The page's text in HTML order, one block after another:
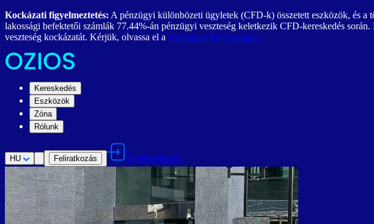
Kockázati figyelmeztetés: A pénzügyi különbözeti ügyletek (CFD-k) összetett eszközök, és a
lakossági befektetői számlák 77.44%-án pénzügyi veszteség keletkezik CFD-kereskedés
veszteség kockázatát. Kérjük, olvassa el a Kockázati Tájékoztatót.
Kereskedés
Eszközök
Zóna
Rólunk
HU Feliratkozás Bejelentkezés